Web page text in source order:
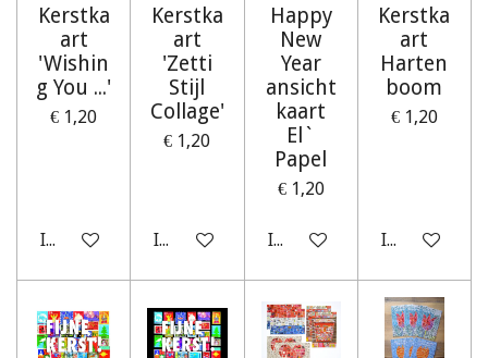
Kerstka
art
'Wishin
g You ...'
€ 1,20
In winkelwagen
Kerstka
art
'Zetti
Stijl
Collage'
€ 1,20
In winkelwagen
Happy
New
Year
ansicht
kaart
El`
Papel
€ 1,20
In winkelwagen
Kerstka
art
Harten
boom
€ 1,20
In